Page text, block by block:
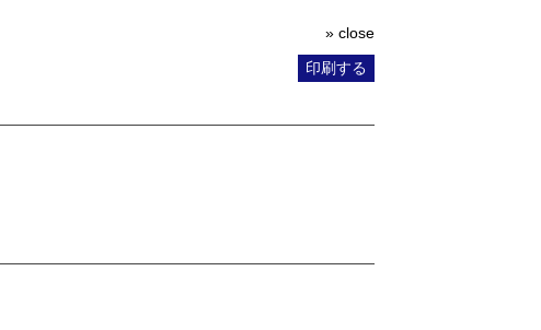
» close
印刷する